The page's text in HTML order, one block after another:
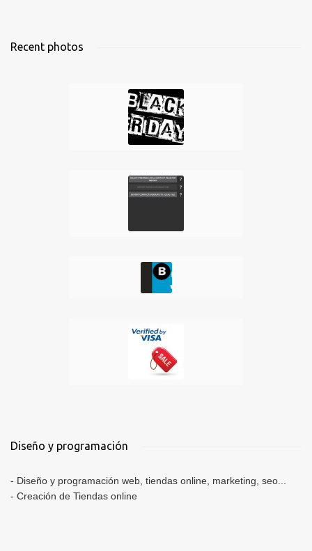
Recent photos
Diseño y programación
- Diseño y programación web, tiendas online, marketing, seo...
- Creación de Tiendas online